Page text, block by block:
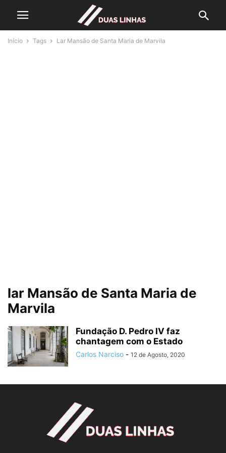
Início Tags Lar Mansão de Santa Maria de Marvila
lar Mansão de Santa Maria de
Marvila
Fundação D. Pedro IV faz
chantagem com o Estado
Carlos Narciso - 12 de Agosto, 2020